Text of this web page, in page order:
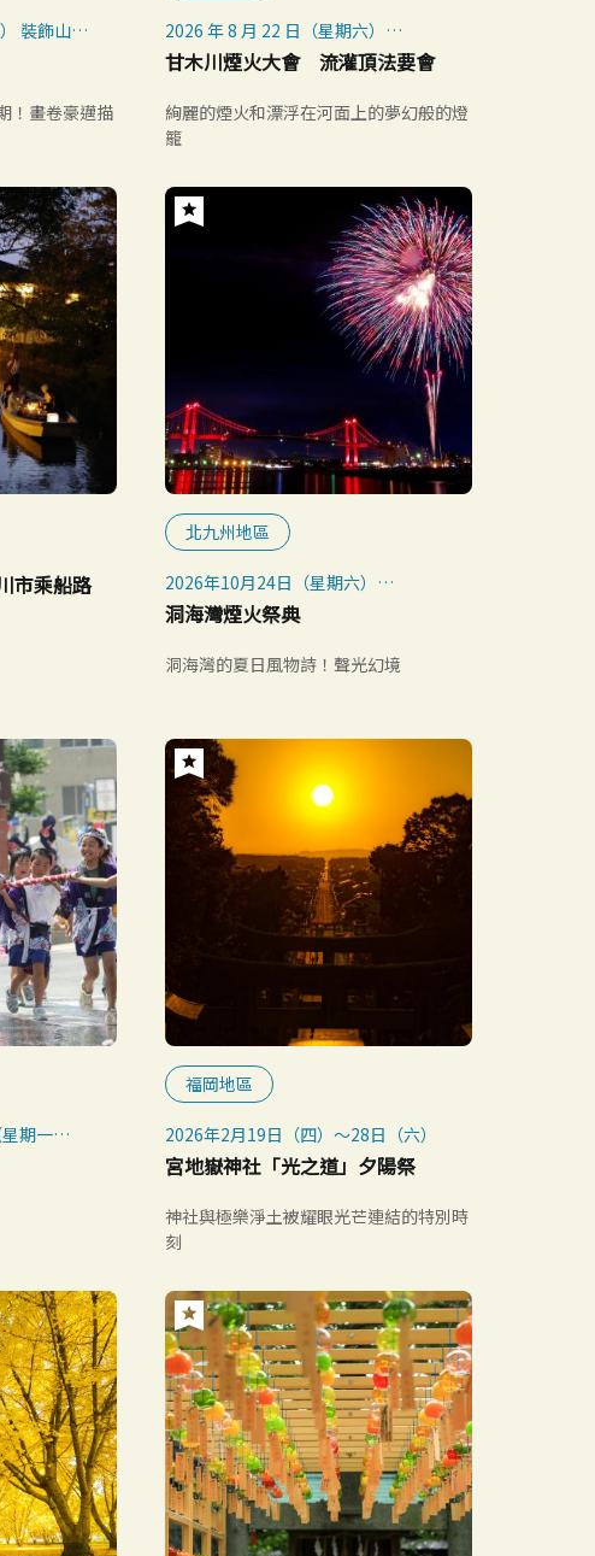
裝飾山笠
演
山笠
！畫卷豪邁描
2026 年 8 月 22 日（星期六）
※ 雨勢較小時照常舉行；如遇惡劣天
※ 若 8 月 23 日（星期日）仍遇惡劣天
氣，將再順延至 8 月 26 日（星期
甘木川煙火大會 流灌頂法要會
絢麗的煙火和漂浮在河面上的夢幻般的燈
籠
市乘船路
北九州地區
2026年10月24日（星期六）
※如遇惡劣天氣則取消（不延期）
洞海灣煙火祭典
洞海灣的夏日風物詩！聲光幻境
期一）
二）
福岡地區
2026年2月19日（四）～28日（六）
宮地嶽神社「光之道」夕陽祭
神社與極樂淨土被耀眼光芒連結的特別時
刻